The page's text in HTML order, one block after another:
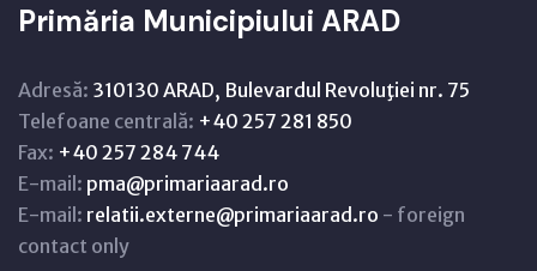
Primăria Municipiului ARAD
Adresă: 310130 ARAD, Bulevardul Revoluţiei nr. 75
Telefoane centrală: +40 257 281 850
Fax: +40 257 284 744
E-mail: pma@primariaarad.ro
E-mail: relatii.externe@primariaarad.ro - foreign
contact only